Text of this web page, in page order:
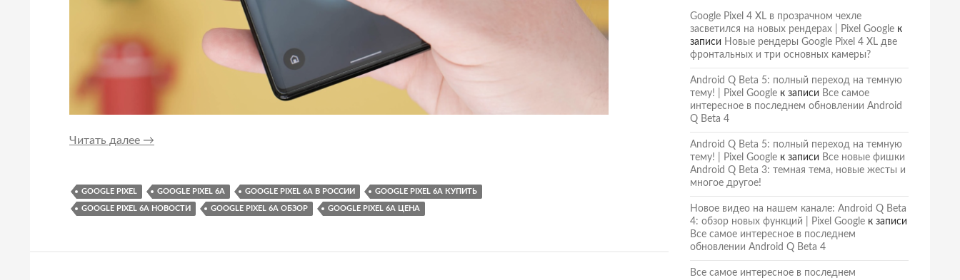
Читать далее У Pixel 6a будет другой подэкранный сканер отпечатков пальцев, нежели в Pixel 6
→
GOOGLE PIXEL GOOGLE PIXEL 6A GOOGLE PIXEL 6A В РОССИИ GOOGLE PIXEL 6A КУПИТЬ
GOOGLE PIXEL 6A НОВОСТИ GOOGLE PIXEL 6A ОБЗОР GOOGLE PIXEL 6A ЦЕНА
Google Pixel 4 XL в прозрачном чехле
засветился на новых рендерах | Pixel Google к
записи Новые рендеры Google Pixel 4 XL две
фронтальных и три основных камеры?
Android Q Beta 5: полный переход на темную
тему! | Pixel Google к записи Все самое
интересное в последнем обновлении Android
Q Beta 4
Android Q Beta 5: полный переход на темную
тему! | Pixel Google к записи Все новые фишки
Android Q Beta 3: темная тема, новые жесты и
многое другое!
Новое видео на нашем канале: Android Q Beta
4: обзор новых функций | Pixel Google к записи
Все самое интересное в последнем
обновлении Android Q Beta 4
Все самое интересное в последнем